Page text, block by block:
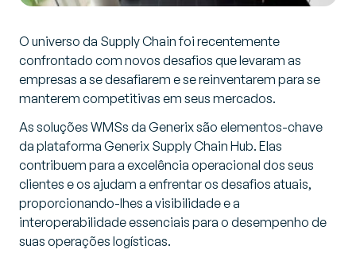
O universo da Supply Chain foi recentemente
confrontado com novos desafios que levaram as
empresas a se desafiarem e se reinventarem para se
manterem competitivas em seus mercados.
As soluções WMSs da Generix são elementos-chave
da plataforma Generix Supply Chain Hub. Elas
contribuem para a excelência operacional dos seus
clientes e os ajudam a enfrentar os desafios atuais,
proporcionando-lhes a visibilidade e a
interoperabilidade essenciais para o desempenho de
suas operações logísticas.